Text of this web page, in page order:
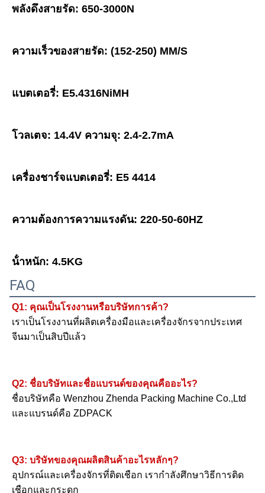
พลังดึงสายรัด: 650-3000N
ความเร็วของสายรัด: (152-250) MM/S
แบตเตอรี่: E5.4316NiMH
โวลเตจ: 14.4V ความจุ: 2.4-2.7mA
เครื่องชาร์จแบตเตอรี่: E5 4414
ความต้องการความแรงดัน: 220-50-60HZ
น้ําหนัก: 4.5KG
FAQ
Q1: คุณเป็นโรงงานหรือบริษัทการค้า?
เราเป็นโรงงานที่ผลิตเครื่องมือและเครื่องจักรจากประเทศ
จีนมาเป็นสิบปีแล้ว
Q2: ชื่อบริษัทและชื่อแบรนด์ของคุณคืออะไร?
ชื่อบริษัทคือ Wenzhou Zhenda Packing Machine Co.,Ltd
และแบรนด์คือ ZDPACK
Q3: บริษัทของคุณผลิตสินค้าอะไรหลักๆ?
อุปกรณ์และเครื่องจักรที่ติดเชือก เรากําลังศึกษาวิธีการติด
เชือกและกระดูก